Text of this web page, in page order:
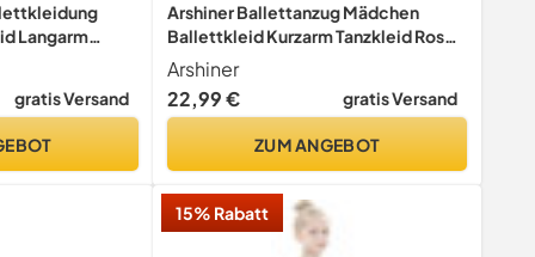
Langarm
Tanzkleid
mit Chiffon
gratis Versand
Arshiner Ballettanzug Mädchen
Ballettkleid Kurzarm Tanzkleid Rosa
5-6Jahre
Arshiner
22,99 €
gratis Versand
ZUM ANGEBOT
15% Rabatt